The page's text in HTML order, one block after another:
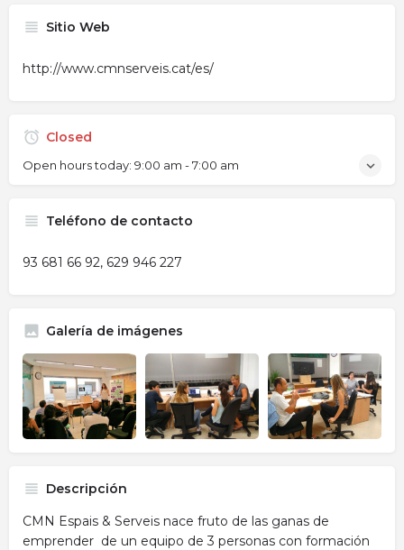
Sitio Web
http://www.cmnserveis.cat/es/
Closed
Open hours today: 9:00 am - 7:00 am
Teléfono de contacto
93 681 66 92, 629 946 227
Galería de imágenes
Descripción
CMN Espais & Serveis nace fruto de las ganas de
emprender de un equipo de 3 personas con formación